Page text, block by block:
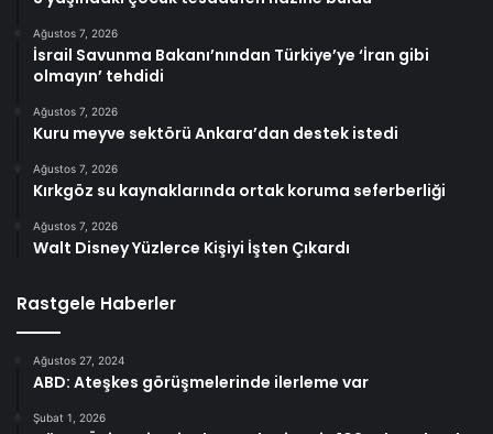
Ağustos 7, 2026
İsrail Savunma Bakanı’nından Türkiye’ye ‘İran gibi
olmayın’ tehdidi
Ağustos 7, 2026
Kuru meyve sektörü Ankara’dan destek istedi
Ağustos 7, 2026
Kırkgöz su kaynaklarında ortak koruma seferberliği
Ağustos 7, 2026
Walt Disney Yüzlerce Kişiyi İşten Çıkardı
Rastgele Haberler
Ağustos 27, 2024
ABD: Ateşkes görüşmelerinde ilerleme var
Şubat 1, 2026